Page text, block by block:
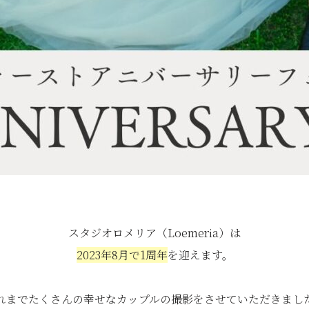
スタジオロメリア（Loemeria）は
2023年8月で1周年を迎えます。
までたくさんの幸せなカップルの撮影をさせていただきまし